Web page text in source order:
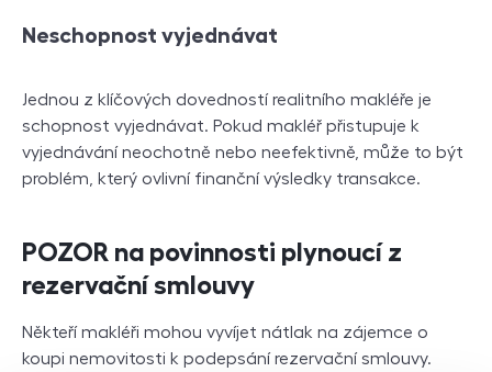
Neschopnost vyjednávat
Jednou z klíčových dovedností realitního makléře je
schopnost vyjednávat. Pokud makléř přistupuje k
vyjednávání neochotně nebo neefektivně, může to být
problém, který ovlivní finanční výsledky transakce.
POZOR na povinnosti plynoucí z
rezervační smlouvy
Někteří makléři mohou vyvíjet nátlak na zájemce o
koupi nemovitosti k podepsání rezervační smlouvy.